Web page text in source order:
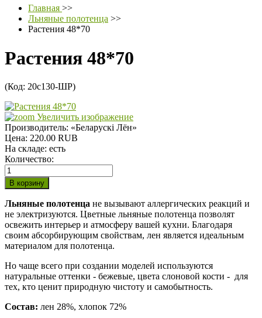
Главная >>
Льняные полотенца >>
Растения 48*70
Растения 48*70
(Код: 20с130-ШР)
Увеличить изображение
Производитель: «Беларускi Лён»
Цена: 220.00 RUB
На складе: есть
Количество:
Льняные полотенца не вызывают аллергических реакций и
не электризуются. Цветные льняные полотенца позволят
освежить интерьер и атмосферу вашей кухни. Благодаря
своим абсорбирующим свойствам, лен является идеальным
материалом для полотенца.
Но чаще всего при создании моделей используются
натуральные оттенки - бежевые, цвета слоновой кости - для
тех, кто ценит природную чистоту и самобытность.
Состав: лен 28%, хлопок 72%